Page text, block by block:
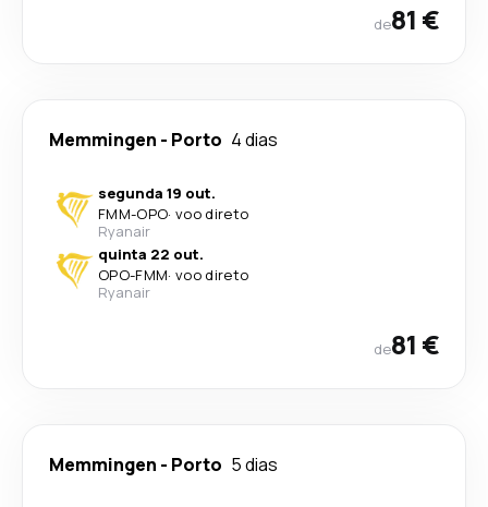
de81 €
Memmingen - Porto 4 dias
segunda 19 out.
FMM-OPO· voo direto
Ryanair
quinta 22 out.
OPO-FMM· voo direto
Ryanair
de81 €
Memmingen - Porto 5 dias